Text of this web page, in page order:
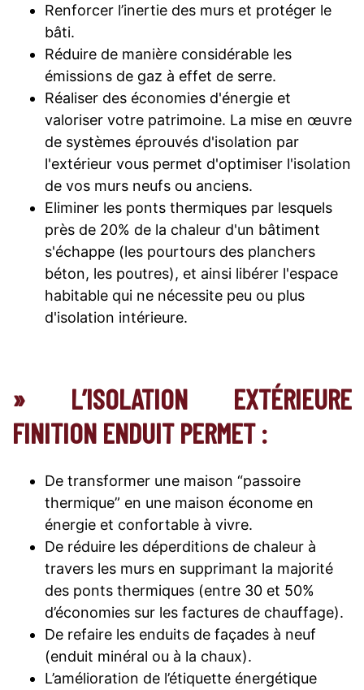
Renforcer l’inertie des murs et protéger le
bâti.
Réduire de manière considérable les
émissions de gaz à effet de serre.
Réaliser des économies d'énergie et
valoriser votre patrimoine. La mise en œuvre
de systèmes éprouvés d'isolation par
l'extérieur vous permet d'optimiser l'isolation
de vos murs neufs ou anciens.
Eliminer les ponts thermiques par lesquels
près de 20% de la chaleur d'un bâtiment
s'échappe (les pourtours des planchers
béton, les poutres), et ainsi libérer l'espace
habitable qui ne nécessite peu ou plus
d'isolation intérieure.
» L’ISOLATION EXTÉRIEURE
FINITION ENDUIT PERMET :
De transformer une maison “passoire
thermique” en une maison économe en
énergie et confortable à vivre.
De réduire les déperditions de chaleur à
travers les murs en supprimant la majorité
des ponts thermiques (entre 30 et 50%
d’économies sur les factures de chauffage).
De refaire les enduits de façades à neuf
(enduit minéral ou à la chaux).
L’amélioration de l’étiquette énergétique